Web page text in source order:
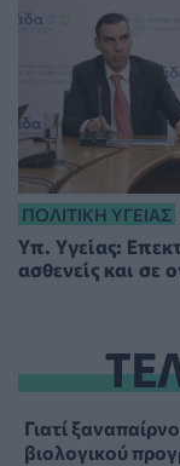
ΠΟΛΙΤΙΚΉ ΥΓΕΊΑΣ
Υπ. Υγείας:
ασθενείς και σε
Γιατί
βιολογικού